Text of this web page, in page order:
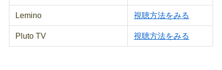
Lemino 視聴方法をみる
Pluto TV 視聴方法をみる